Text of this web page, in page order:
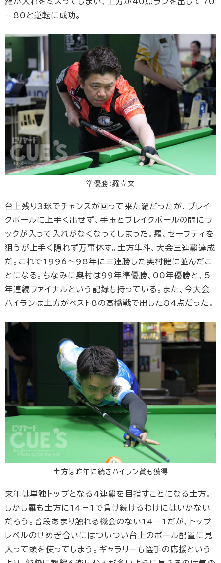
羅が入れをミスってしまい、土方が40点ランを出して70
－80と逆転に成功。
準優勝：羅立文
台上残り3球でチャンスが回って来た羅だったが、ブレイ
クボールに上手く出せず、手玉とブレイクボールの間にラ
ックが入って入れがなくなってしまった。羅、セーフティを
狙うが上手く隠れず万事休す。土方隼斗、大会三連覇達成
だ。これで1996～98年に三連勝した奥村健に並んだこ
とになる。ちなみに奥村は99年準優勝、00年優勝と、5
年連続ファイナルという記録も持っている。また、今大会
ハイランは土方がベスト8の高橋戦で出した84点だった。
土方は昨年に続きハイラン賞も獲得
来年は単独トップとなる4連覇を目指すことになる土方。
しかし羅も土方に14－1で負け続けるわけにはいかない
だろう。普段あまり触れる機会のない14－1だが、トップ
レベルのせめぎ合いにはついつい台上のボール配置に見
入って頭を使ってしまう。ギャラリーも選手の応援という